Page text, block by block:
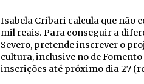
Isabela Cribari calcula que não
mil reais. Para conseguir a
Severo, pretende inscrever o
cultura, inclusive no de
inscrições até próximo dia 27